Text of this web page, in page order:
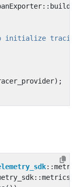
::
initialize
);
::
::metrics